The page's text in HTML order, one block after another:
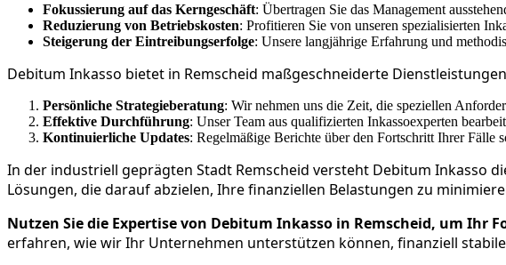
Fokussierung auf das Kerngeschäft: Übertragen Sie das Management
Reduzierung von Betriebskosten: Profitieren Sie von unseren spezialisierten
Steigerung der Eintreibungserfolge: Unsere langjährige Erfahrung und
Debitum Inkasso bietet in Remscheid maßgeschneiderte
Persönliche Strategieberatung: Wir nehmen uns die Zeit, die speziellen
Effektive Durchführung: Unser Team aus qualifizierten Inkassoexperten
Kontinuierliche Updates: Regelmäßige Berichte über den Fortschritt Ihrer Fälle
In der industriell geprägten Stadt Remscheid versteht Debitum Inkasso
Lösungen, die darauf abzielen, Ihre finanziellen Belastungen zu
Nutzen Sie die Expertise von Debitum Inkasso in Remscheid, um Ihr
erfahren, wie wir Ihr Unternehmen unterstützen können, finanziell